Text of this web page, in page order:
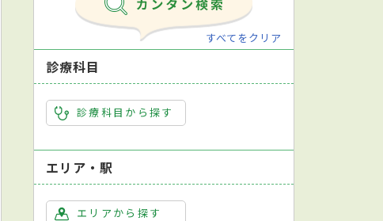
すべてをクリア
診療科目
診療科目から探す
エリア・駅
エリアから探す